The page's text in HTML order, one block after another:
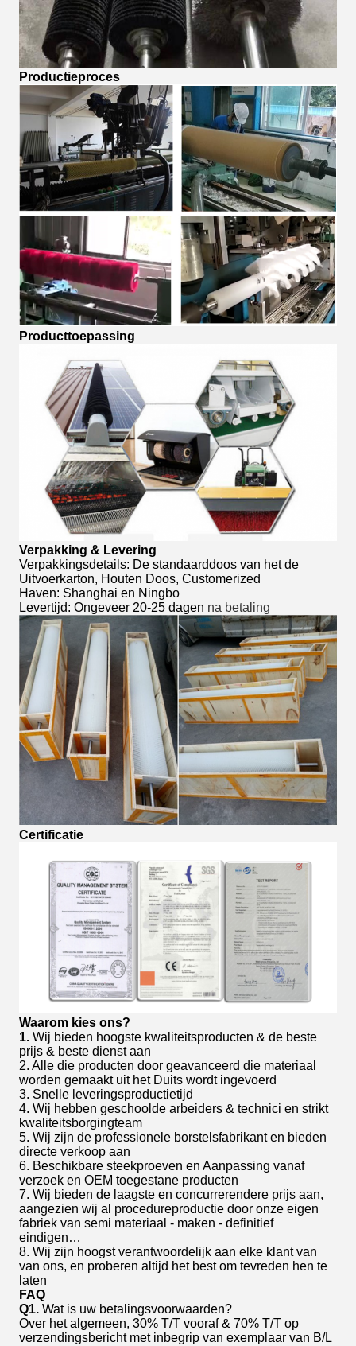
Productieproces
Producttoepassing
Verpakking & Levering
Verpakkingsdetails: De standaarddoos van het de
Uitvoerkarton, Houten Doos, Customerized
Haven: Shanghai en Ningbo
Levertijd: Ongeveer 20-25 dagen na betaling
Certificatie
Waarom kies ons?
1. Wij bieden hoogste kwaliteitsproducten & de beste
prijs & beste dienst aan
2. Alle die producten door geavanceerd die materiaal
worden gemaakt uit het Duits wordt ingevoerd
3. Snelle leveringsproductietijd
4. Wij hebben geschoolde arbeiders & technici en strikt
kwaliteitsborgingteam
5. Wij zijn de professionele borstelsfabrikant en bieden
directe verkoop aan
6. Beschikbare steekproeven en Aanpassing vanaf
verzoek en OEM toegestane producten
7. Wij bieden de laagste en concurrerendere prijs aan,
aangezien wij al procedureproductie door onze eigen
fabriek van semi materiaal - maken - definitief
eindigen…
8. Wij zijn hoogst verantwoordelijk aan elke klant van
van ons, en proberen altijd het best om tevreden hen te
laten
FAQ
Q1. Wat is uw betalingsvoorwaarden?
Over het algemeen, 30% T/T vooraf & 70% T/T op
verzendingsbericht met inbegrip van exemplaar van B/L